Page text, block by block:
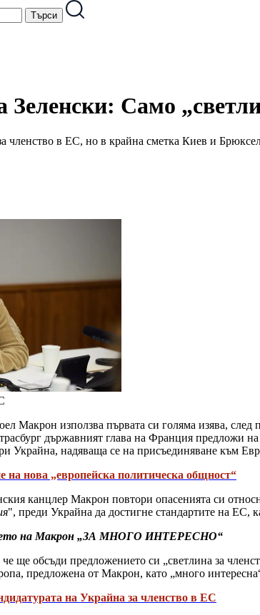
Зеленски: Само
членство в ЕС, но в крайна сметка Киев и
Макрон използва първата си голяма изява, след
държавният глава на Франция предложи
Украйна, надяваща се на присъединяване към
на нова „европейска политическа общност“
канцлер Макрон повтори опасенията си
", преди Украйна да достигне стандартите на ЕС,
на Макрон „ЗА МНОГО ИНТЕРЕСНО“
ще обсъди предложението си „светлина за
предложена от Макрон, като „много
на Украйна за членство в ЕС